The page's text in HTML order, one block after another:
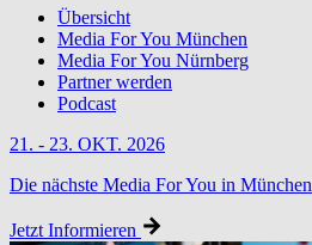
Übersicht
Media For You München
Media For You Nürnberg
Partner werden
Podcast
21. - 23. OKT. 2026
Die nächste Media For You in München
Jetzt Informieren